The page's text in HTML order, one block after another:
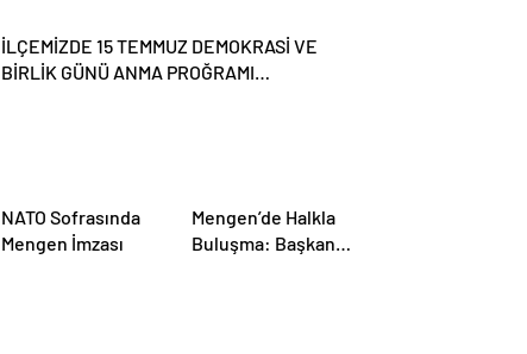
İLÇEMİZDE 15 TEMMUZ DEMOKRASİ VE
BİRLİK GÜNÜ ANMA PROĞRAMI
NATO Sofrasında
Mengen İmzası
Mengen’de Halkla
Buluşma: Başkan